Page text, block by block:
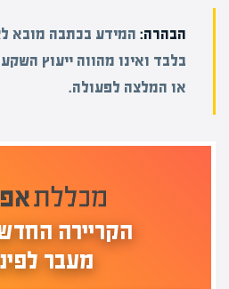
הבהרה: המידע בכתבה מובא
בלבד ואינו מהווה ייעוץ
או המלצה לפעולה.
הקריירה
מעבר